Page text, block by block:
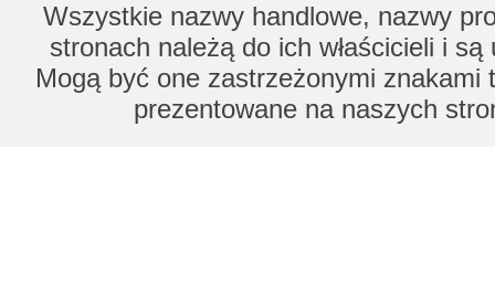
Wszystkie nazwy handlowe, nazwy
stronach należą do ich właścicieli i
Mogą być one zastrzeżonymi znakami
prezentowane na naszych